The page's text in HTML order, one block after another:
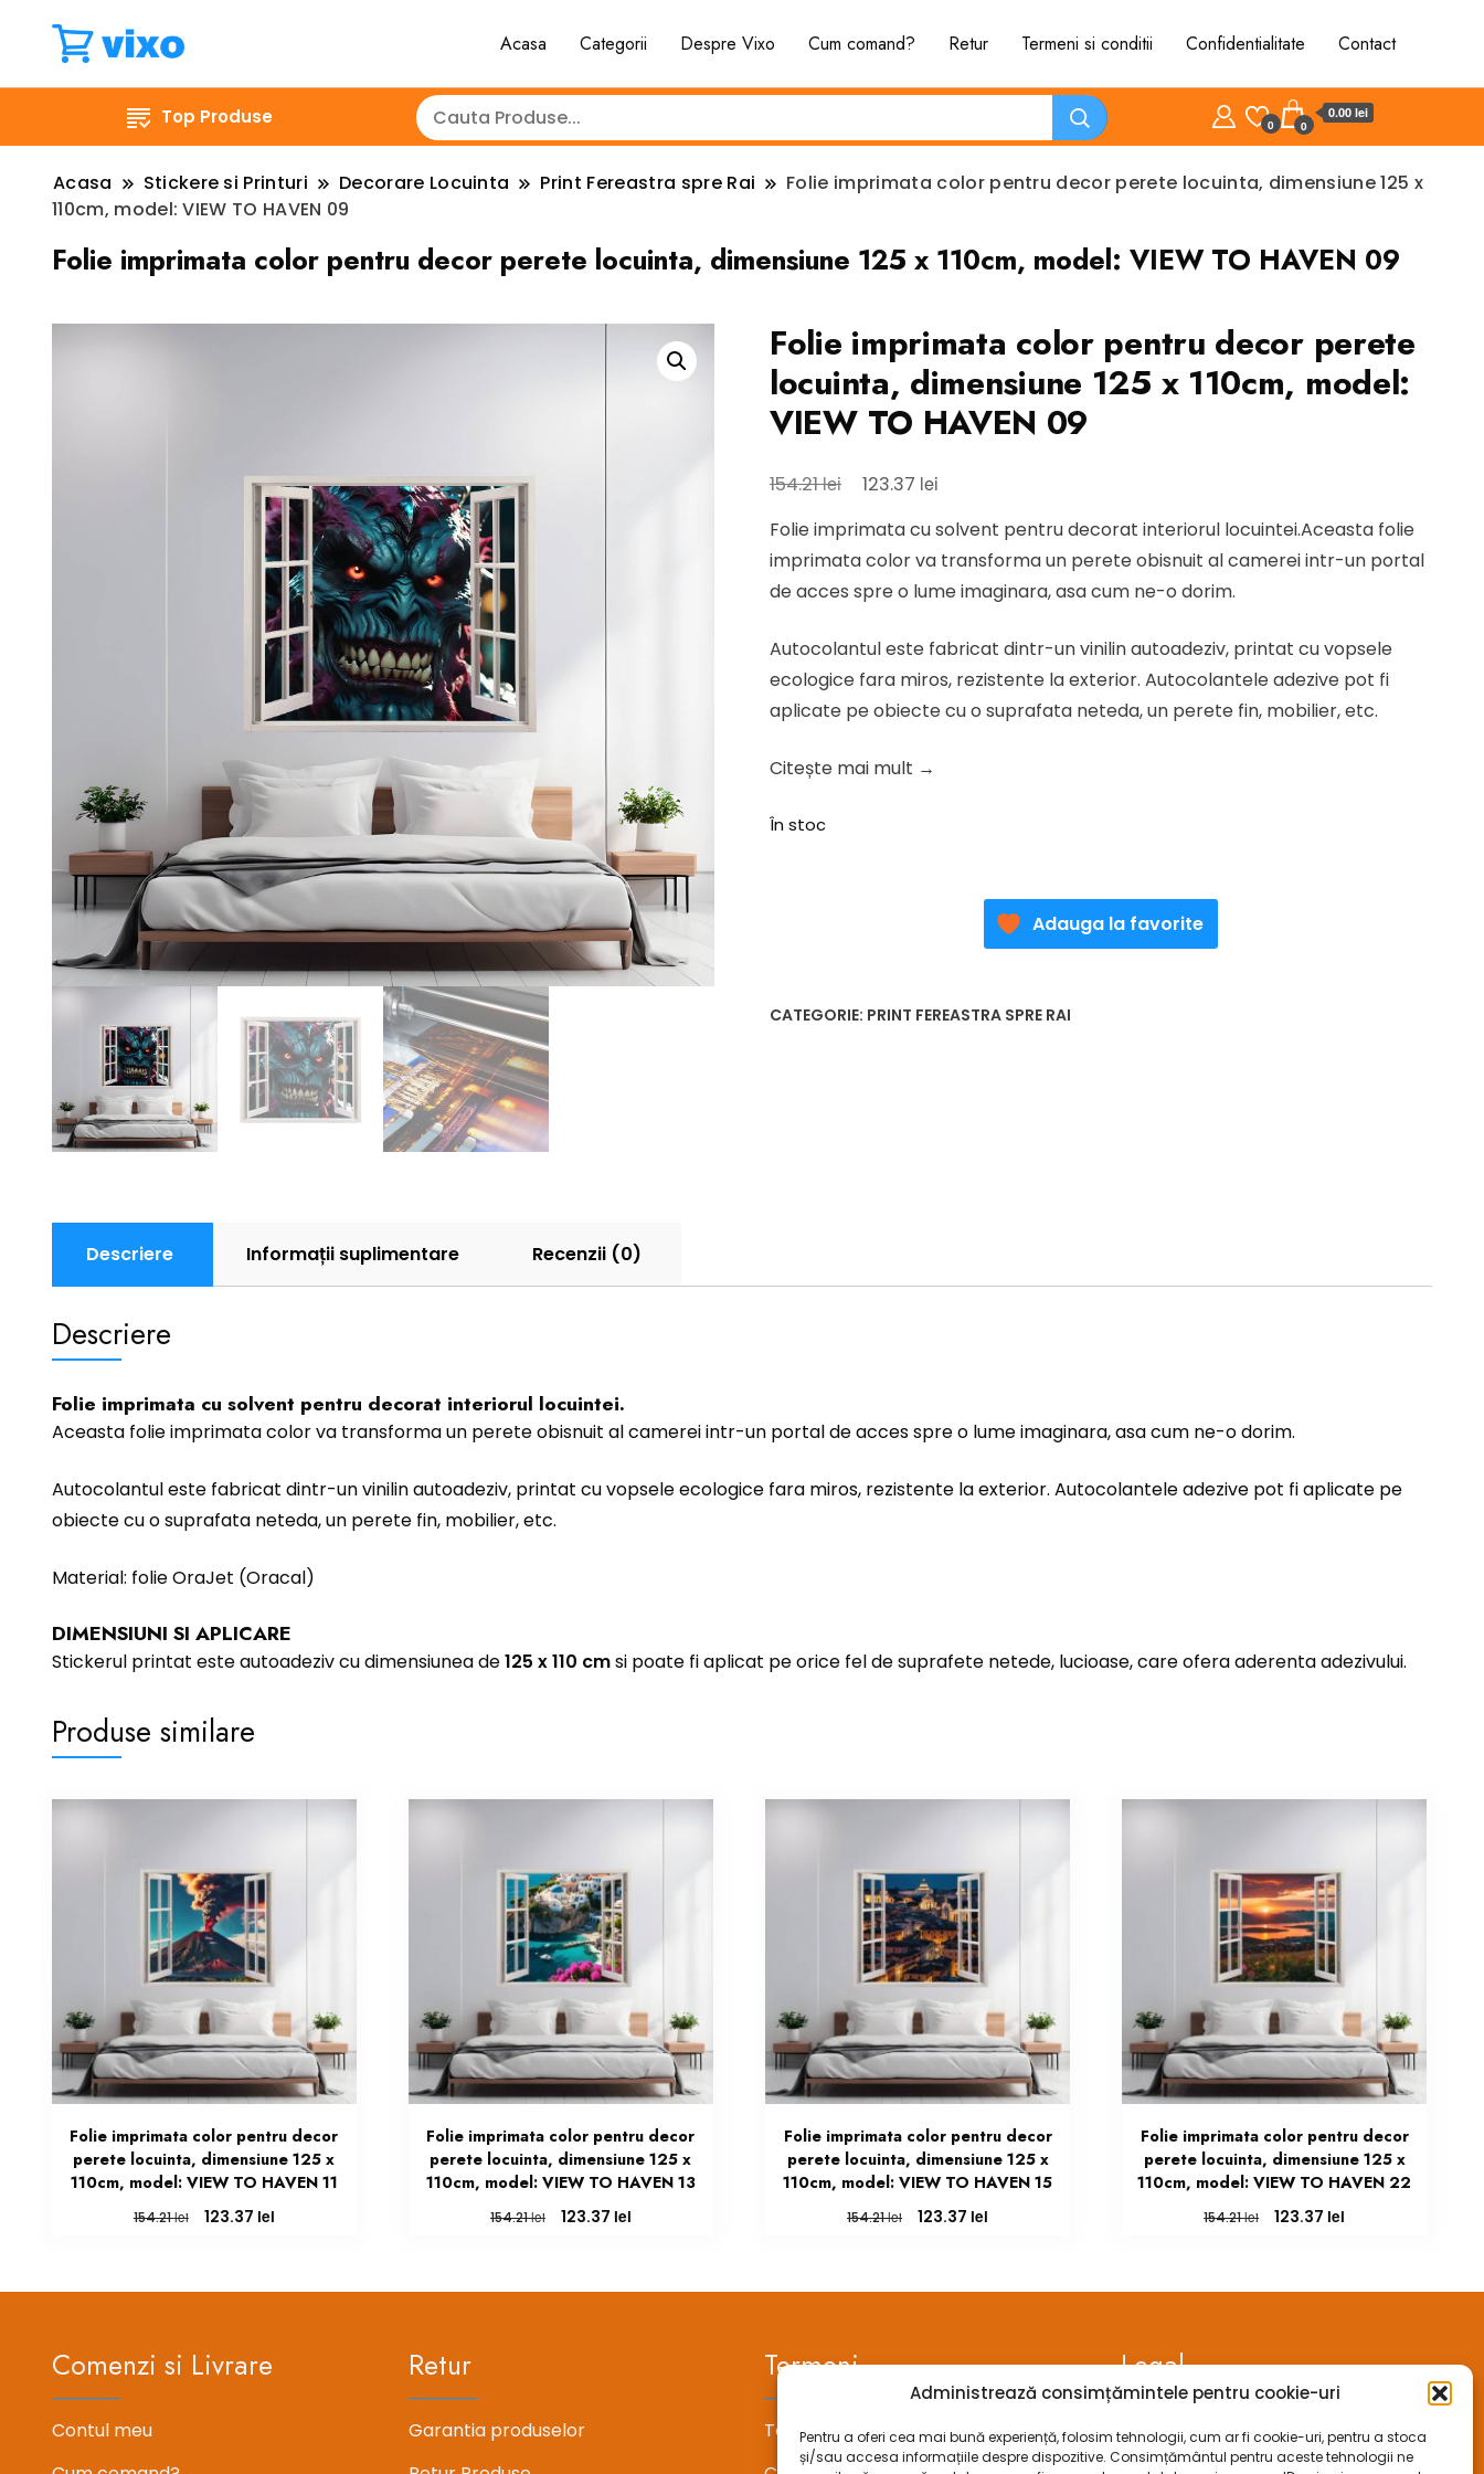
Administrează consimțămintele pentru cookie-uri
Pentru a oferi cea mai bună experiență, folosim tehnologii, cum ar fi cookie-uri, pentru a stoca
și/sau accesa informațiile despre dispozitive. Consimțământul pentru aceste tehnologii ne
Acasa Categorii Despre Vixo Cum comand? Retur Termeni si conditii Confidentialitate Contact
Top Produse 0 0
0.00 lei
Acasa Stickere si Printuri Decorare Locuinta Print Fereastra spre Rai
Folie imprimata color pentru decor perete locuinta, dimensiune 125 x
110cm, model: VIEW TO HAVEN 09
Folie imprimata color pentru decor perete locuinta, dimensiune 125 x 110cm, model: VIEW TO HAVEN 09
Folie imprimata color pentru decor perete
locuinta, dimensiune 125 x 110cm, model:
VIEW TO HAVEN 09
154.21lei
Prețul
a
fost:
154.21 lei.
123.37 lei
este:
123.37 lei.
Folie imprimata cu solvent pentru decorat interiorul locuintei.Aceasta folie
imprimata color va transforma un perete obisnuit al camerei intr-un portal
de acces spre o lume imaginara, asa cum ne-o dorim.
Autocolantul este fabricat dintr-un vinilin autoadeziv, printat cu vopsele
ecologice fara miros, rezistente la exterior. Autocolantele adezive pot fi
aplicate pe obiecte cu o suprafata neteda, un perete fin, mobilier, etc.
Citește mai mult →
În stoc
Adauga la favorite
CATEGORIE: PRINT FEREASTRA SPRE RAI
Descriere Informații suplimentare Recenzii (0)
Descriere
Folie imprimata cu solvent pentru decorat interiorul locuintei.
Aceasta folie imprimata color va transforma un perete obisnuit al camerei intr-un portal de acces spre o lume imaginara, asa cum ne-o dorim.
Autocolantul este fabricat dintr-un vinilin autoadeziv, printat cu vopsele ecologice fara miros, rezistente la exterior. Autocolantele adezive pot fi aplicate pe
obiecte cu o suprafata neteda, un perete fin, mobilier, etc.
Material: folie OraJet (Oracal)
DIMENSIUNI SI APLICARE
Stickerul printat este autoadeziv cu dimensiunea de125 x 110 cmsi poate fi aplicat pe orice fel de suprafete netede, lucioase, care ofera aderenta adezivului.
Produse similare
Folie imprimata color pentru decor
perete locuinta, dimensiune 125 x
110cm, model: VIEW TO HAVEN 11
154.21lei
Prețul
123.37 leiPrețul
Folie imprimata color pentru decor
perete locuinta, dimensiune 125 x
110cm, model: VIEW TO HAVEN 13
154.21lei
Prețul
123.37 leiPrețul
Folie imprimata color pentru decor
perete locuinta, dimensiune 125 x
110cm, model: VIEW TO HAVEN 15
154.21lei
Prețul
123.37 lei
Folie imprimata color pentru decor
perete locuinta, dimensiune 125 x
110cm, model: VIEW TO HAVEN 22
154.21lei
Prețul
123.37 lei
Comenzi si Livrare
Contul meu
Retur
Garantia produselor
Termeni
Termeni si conditii
Legal
ANPC